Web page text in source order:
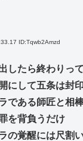
ID:Tqwb2Amzd
したら終わりっ
にして五条は封
である師匠と相
を背負うだけ
の覚醒には尺割